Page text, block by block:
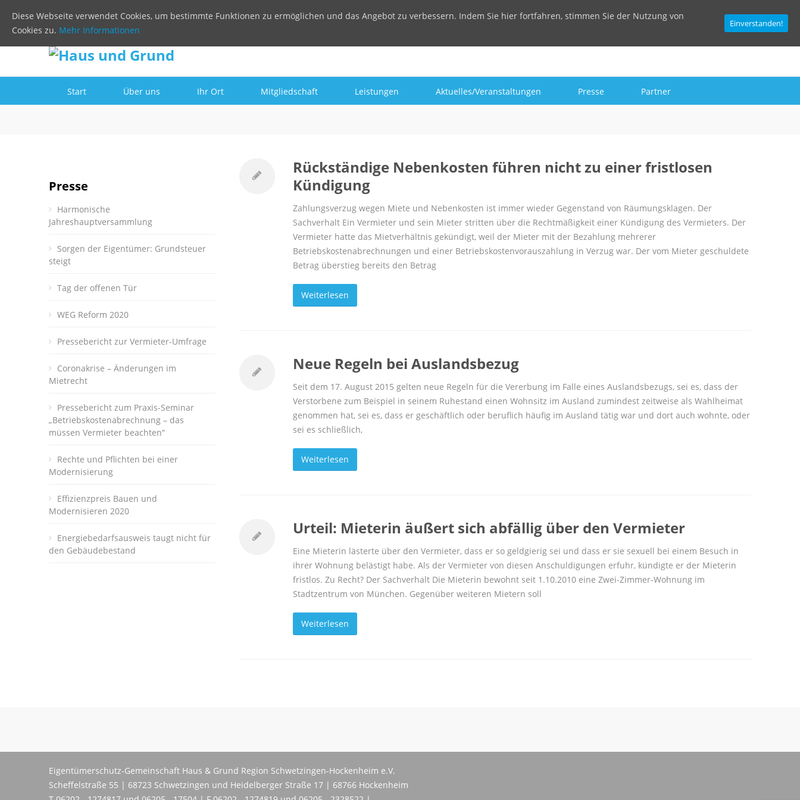
Start Über uns Ihr Ort Mitgliedschaft Leistungen Aktuelles/Veranstaltungen Presse Partner
Rückständige Nebenkosten führen nicht zu einer fristlosen
Kündigung
Zahlungsverzug wegen Miete und Nebenkosten ist immer wieder Gegenstand von Räumungsklagen. Der
Sachverhalt Ein Vermieter und sein Mieter stritten über die Rechtmäßigkeit einer Kündigung des Vermieters. Der
Vermieter hatte das Mietverhältnis gekündigt, weil der Mieter mit der Bezahlung mehrerer
Betriebskostenabrechnungen und einer Betriebskostenvorauszahlung in Verzug war. Der vom Mieter geschuldete
Betrag überstieg bereits den Betrag
Weiterlesen
Neue Regeln bei Auslandsbezug
Seit dem 17. August 2015 gelten neue Regeln für die Vererbung im Falle eines Auslandsbezugs, sei es, dass der
Verstorbene zum Beispiel in seinem Ruhestand einen Wohnsitz im Ausland zumindest zeitweise als Wahlheimat
genommen hat, sei es, dass er geschäftlich oder beruflich häufig im Ausland tätig war und dort auch wohnte, oder
sei es schließlich,
Weiterlesen
Urteil: Mieterin äußert sich abfällig über den Vermieter
Eine Mieterin lästerte über den Vermieter, dass er so geldgierig sei und dass er sie sexuell bei einem Besuch in
ihrer Wohnung belästigt habe. Als der Vermieter von diesen Anschuldigungen erfuhr, kündigte er der Mieterin
fristlos. Zu Recht? Der Sachverhalt Die Mieterin bewohnt seit 1.10.2010 eine Zwei-Zimmer-Wohnung im
Stadtzentrum von München. Gegenüber weiteren Mietern soll
Weiterlesen
Presse
Harmonische
Jahreshauptversammlung
Sorgen der Eigentümer: Grundsteuer
steigt
Tag der offenen Tür
WEG Reform 2020
Pressebericht zur Vermieter-Umfrage
Coronakrise – Änderungen im
Mietrecht
Pressebericht zum Praxis-Seminar
„Betriebskostenabrechnung – das
müssen Vermieter beachten“
Rechte und Pflichten bei einer
Modernisierung
Effizienzpreis Bauen und
Modernisieren 2020
Energiebedarfsausweis taugt nicht für
den Gebäudebestand
Eigentümerschutz-Gemeinschaft Haus & Grund Region Schwetzingen-Hockenheim e.V.
Scheffelstraße 55 | 68723 Schwetzingen und Heidelberger Straße 17 | 68766 Hockenheim
Diese Webseite verwendet Cookies, um bestimmte Funktionen zu ermöglichen und das Angebot zu verbessern. Indem Sie hier fortfahren, stimmen Sie der Nutzung von
Cookies zu. Mehr Informationen
Einverstanden!